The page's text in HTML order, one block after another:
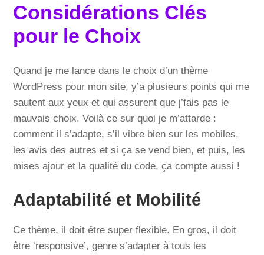
Considérations Clés
pour le Choix
Quand je me lance dans le choix d’un thème
WordPress pour mon site, y’a plusieurs points qui me
sautent aux yeux et qui assurent que j’fais pas le
mauvais choix. Voilà ce sur quoi je m’attarde :
comment il s’adapte, s’il vibre bien sur les mobiles,
les avis des autres et si ça se vend bien, et puis, les
mises ajour et la qualité du code, ça compte aussi !
Adaptabilité et Mobilité
Ce thème, il doit être super flexible. En gros, il doit
être ‘responsive’, genre s’adapter à tous les